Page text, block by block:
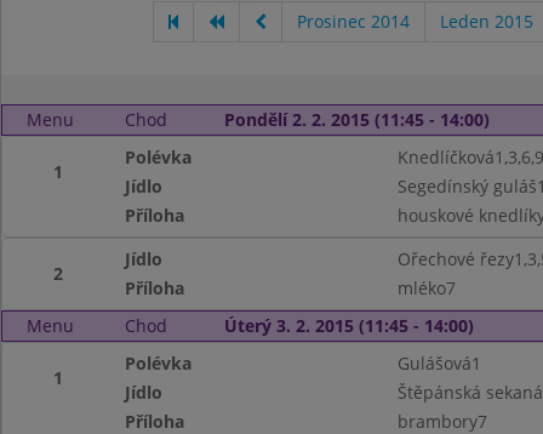
Prosinec 2014 Leden 2015
Menu Chod Pondělí 2. 2. 2015 (11:45 - 14:00)
1
Polévka
Knedlíčková1,3,6,9
Jídlo
Segedínský
Příloha
houskové
2
Jídlo
Ořechové
Příloha
mléko7
Menu
Chod Úterý 3. 2. 2015 (11:45 - 14:00)
1
Polévka
Gulášová1
Jídlo
Štěpánská
Příloha
brambory7